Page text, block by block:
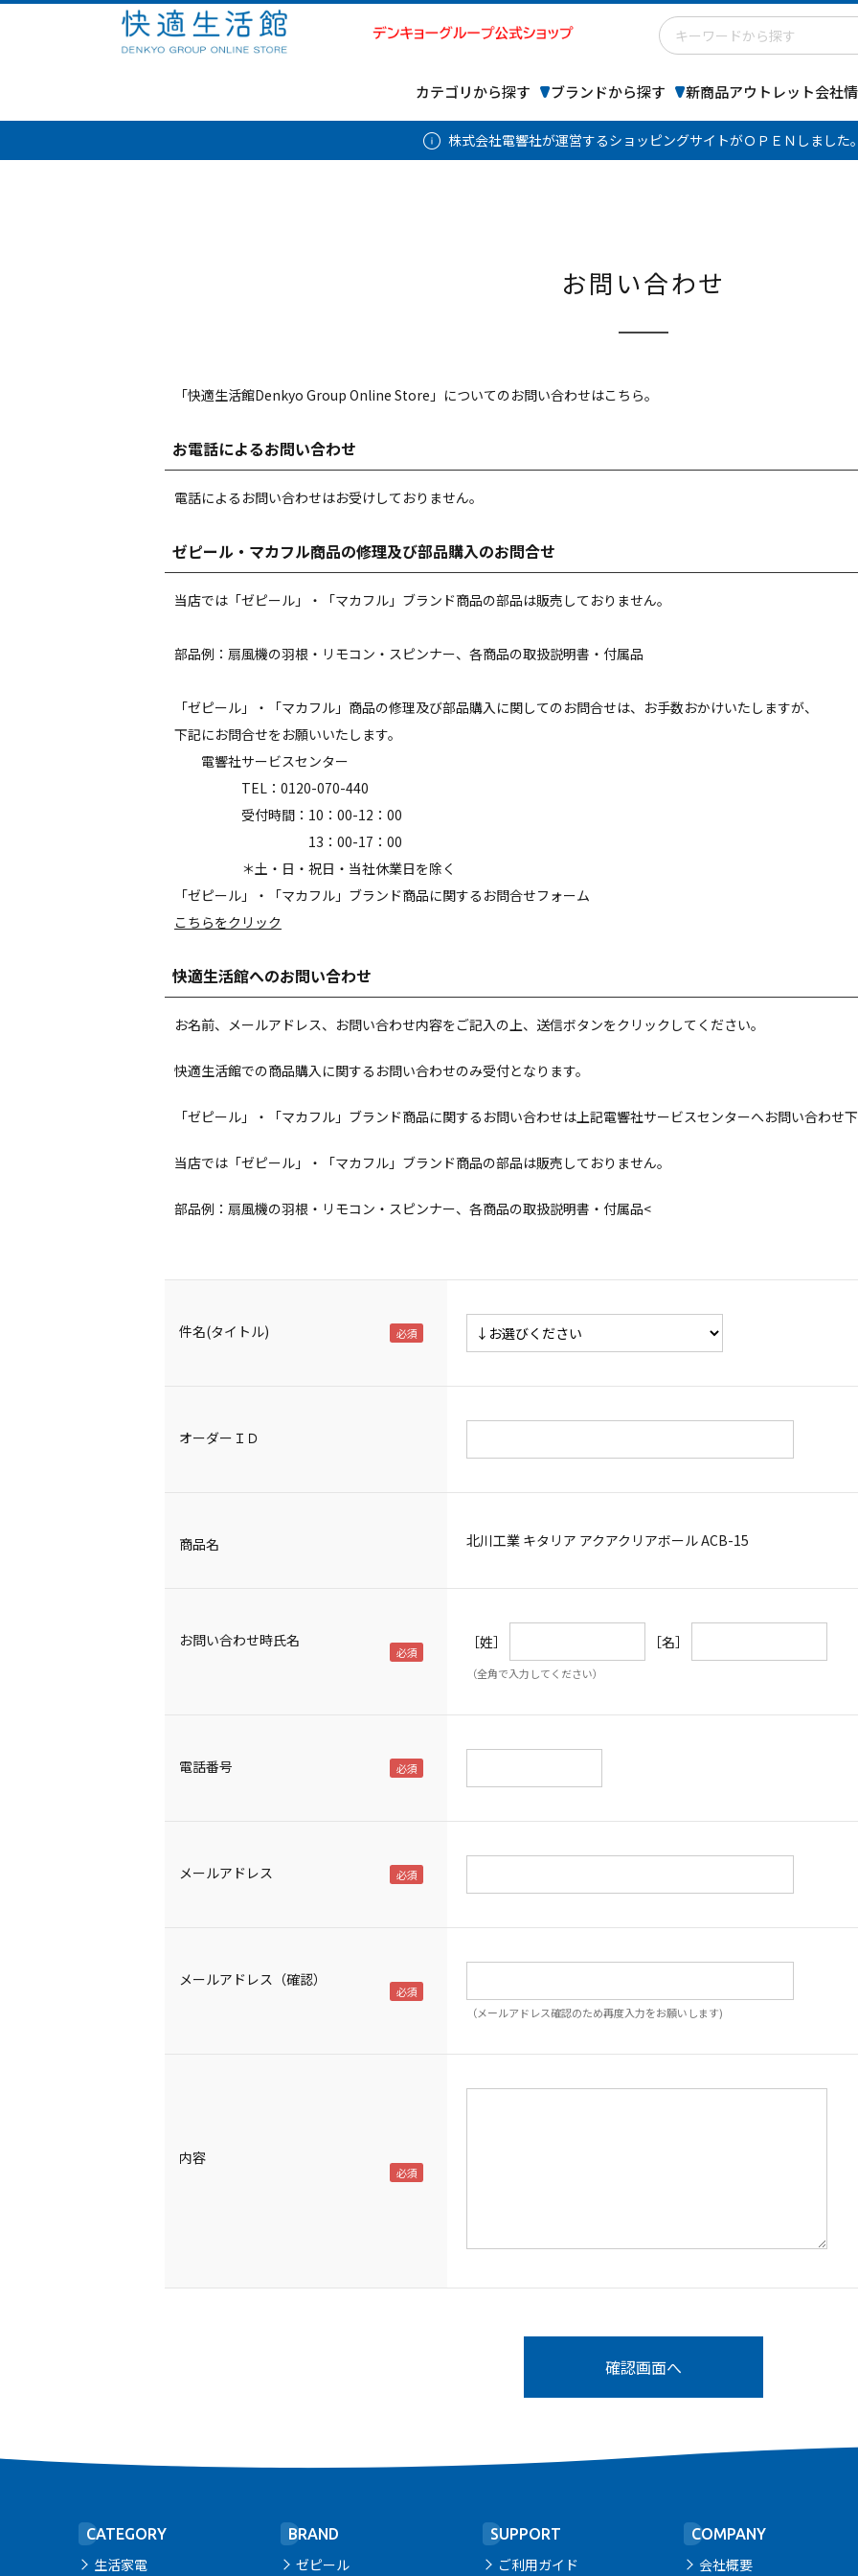
カテゴリから探す ブランドから探す 新商品アウトレット会社
株式会社電響社が運営するショッピングサイトがＯＰＥＮしました
お問い合わせ
「快適生活館Denkyo Group Online Store」についてのお問い合わせはこちら。
お電話によるお問い合わせ
電話によるお問い合わせはお受けしておりません。
ゼピール・マカフル商品の修理及び部品購入のお問合せ
当店では「ゼピール」・「マカフル」ブランド商品の部品は販売しておりません。
部品例：扇風機の羽根・リモコン・スピンナー、各商品の取扱説明書・付属品
「ゼピール」・「マカフル」商品の修理及び部品購入に関してのお問合せは、お手数おかけいたしますが、
下記にお問合せをお願いいたします。
電響社サービスセンター
TEL：0120-070-440
受付時間：10：00-12：00
13：00-17：00
＊土・日・祝日・当社休業日を除く
「ゼピール」・「マカフル」ブランド商品に関するお問合せフォーム
こちらをクリック
快適生活館へのお問い合わせ
お名前、メールアドレス、お問い合わせ内容をご記入の上、送信ボタンをクリックしてください。
快適生活館での商品購入に関するお問い合わせのみ受付となります。
「ゼピール」・「マカフル」ブランド商品に関するお問い合わせは上記電響社サービスセンターへお問い合わせ
当店では「ゼピール」・「マカフル」ブランド商品の部品は販売しておりません。
部品例：扇風機の羽根・リモコン・スピンナー、各商品の取扱説明書・付属品<
件名(タイトル)
オーダーＩＤ
商品名 北川工業 キタリア アクアクリアボール ACB-15
お問い合わせ時氏名 ［姓］ ［名］
（全角で入力してください）
電話番号
メールアドレス
メールアドレス（確認）
（メールアドレス確認のため再度入力をお願いします)
内容
CATEGORY
生活家電
BRAND
ゼピール
SUPPORT
ご利用ガイド
COMPANY
会社概要